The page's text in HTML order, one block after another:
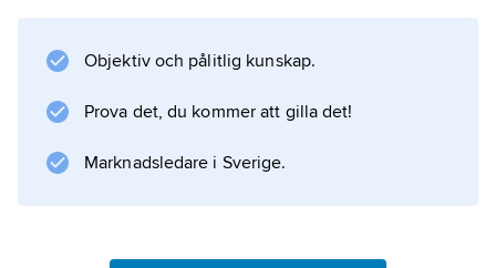
äldsta granitbergarter, med en ålder av ca 1
dock angett en lägre ålder.
Objektiv och pålitlig kunskap.
Prova det, du kommer att gilla det!
Marknadsledare i Sverige.